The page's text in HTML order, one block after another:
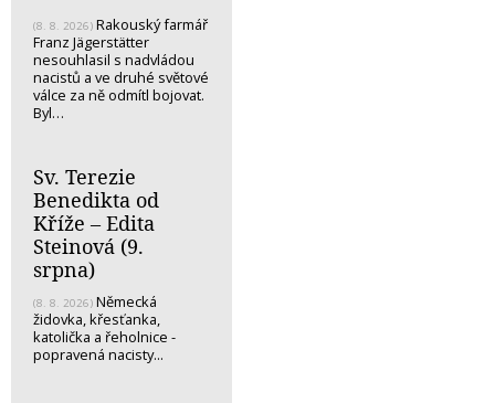
(8. 8. 2026) Rakouský farmář
Franz Jägerstätter
nesouhlasil s nadvládou
nacistů a ve druhé světové
válce za ně odmítl bojovat.
Byl…
Sv. Terezie
Benedikta od
Kříže – Edita
Steinová (9.
srpna)
(8. 8. 2026) Německá
židovka, křesťanka,
katolička a řeholnice -
popravená nacisty...